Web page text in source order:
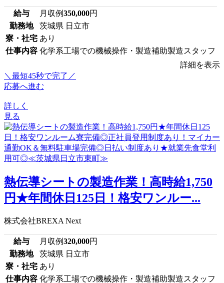
給与 月収例350,000円
勤務地
茨城県 日立市
寮・社宅 あり
仕事内容 化学系工場での機械操作・製造補助製造スタッフ
詳細を表示
＼最短45秒で完了／
応募へ進む
詳しく
見る
熱伝導シートの製造作業！高時給1,750
円★年間休日125日！格安ワンルー...
株式会社BREXA Next
給与 月収例320,000円
勤務地
茨城県 日立市
寮・社宅 あり
仕事内容 化学系工場での機械操作・製造補助製造スタッフ